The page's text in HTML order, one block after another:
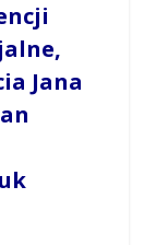
Jana